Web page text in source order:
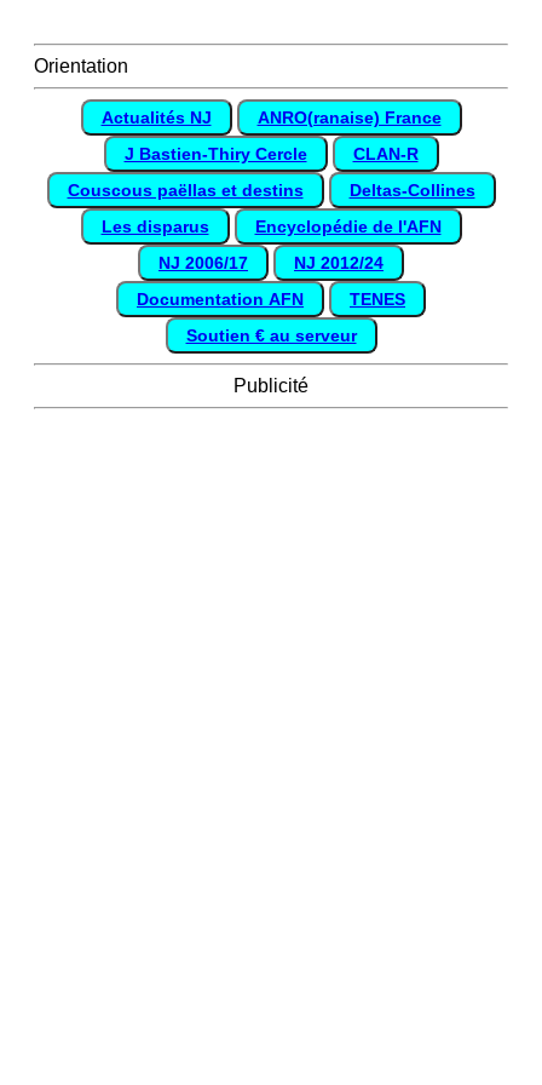
Orientation
Actualités NJ
ANRO(ranaise) France
J Bastien-Thiry Cercle
CLAN-R
Couscous paëllas et destins
Deltas-Collines
Les disparus
Encyclopédie de l'AFN
NJ 2006/17
NJ 2012/24
Documentation AFN
TENES
Soutien € au serveur
Publicité